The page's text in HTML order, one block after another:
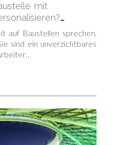
mit
Farben
auf Baustellen sprechen,
sind ein unverzichtbares